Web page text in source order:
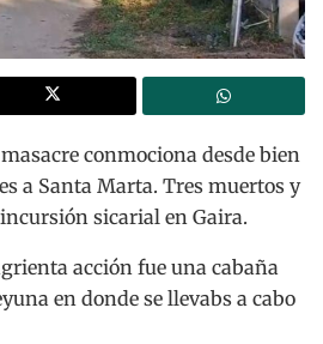
conmociona desde bien
a Santa Marta. Tres muertos y
sicarial en Gaira.
acción fue una cabaña
en donde se llevabs a cabo